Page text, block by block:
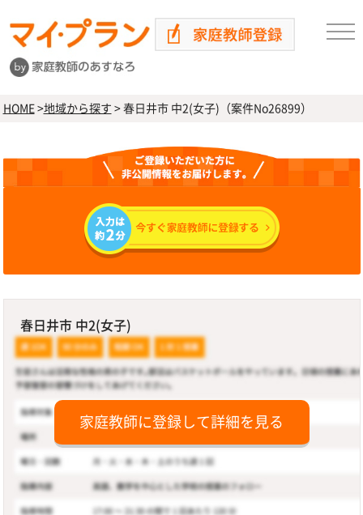
HOME>地域から探す >春日井市 中2(女子)（案件No26899）
春日井市 中2(女子)
家庭教師に登録して詳細を見る